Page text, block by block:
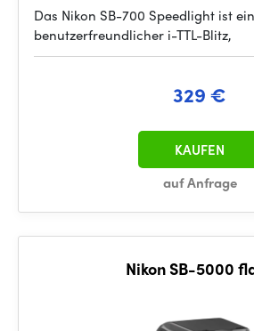
Das Nikon SB-700 Speedlight ist
benutzerfreundlicher i-TTL-Blitz,
329 €
auf Anfrage
KAUFEN
Nikon SB-5000